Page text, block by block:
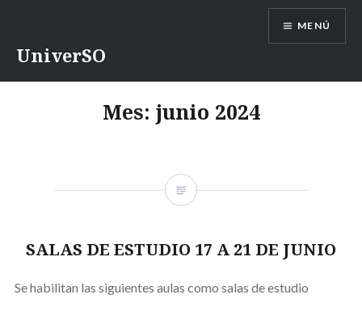
UniverSO
MENÚ
Mes: junio 2024
SALAS DE ESTUDIO 17 A 21 DE JUNIO
Se habilitan las siguientes aulas como salas de estudio